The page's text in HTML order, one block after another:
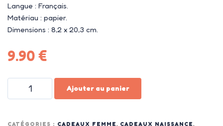
Langue : Français.
Matériau : papier.
Dimensions : 8,2 x 20,3 cm.
9.90€
Ajouter au panier
CATÉGORIES : CADEAUX FEMME, CADEAUX NAISSANCE,